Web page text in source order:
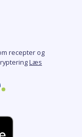
recepter og
Læs